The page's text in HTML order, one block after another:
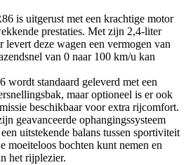
is uitgerust met een krachtige motor
prestaties. Met zijn 2,4-liter
deze wagen een vermogen van
van 0 naar 100 km/u kan
wordt standaard geleverd met een
maar optioneel is er ook
beschikbaar voor extra rijcomfort.
geavanceerde ophangingssysteem
uitstekende balans tussen sportiviteit
moeiteloos bochten kunt nemen en
het rijplezier.